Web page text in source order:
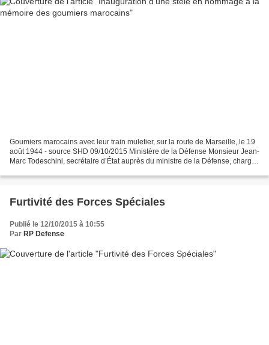
Goumiers marocains avec leur train muletier, sur la route de Marseille, le 19
août 1944 - source SHD 09/10/2015 Ministère de la Défense Monsieur Jean-
Marc Todeschini, secrétaire d’État auprès du ministre de la Défense, chargé
Furtivité des Forces Spéciales
Publié le 12/10/2015 à 10:55
Par RP Defense